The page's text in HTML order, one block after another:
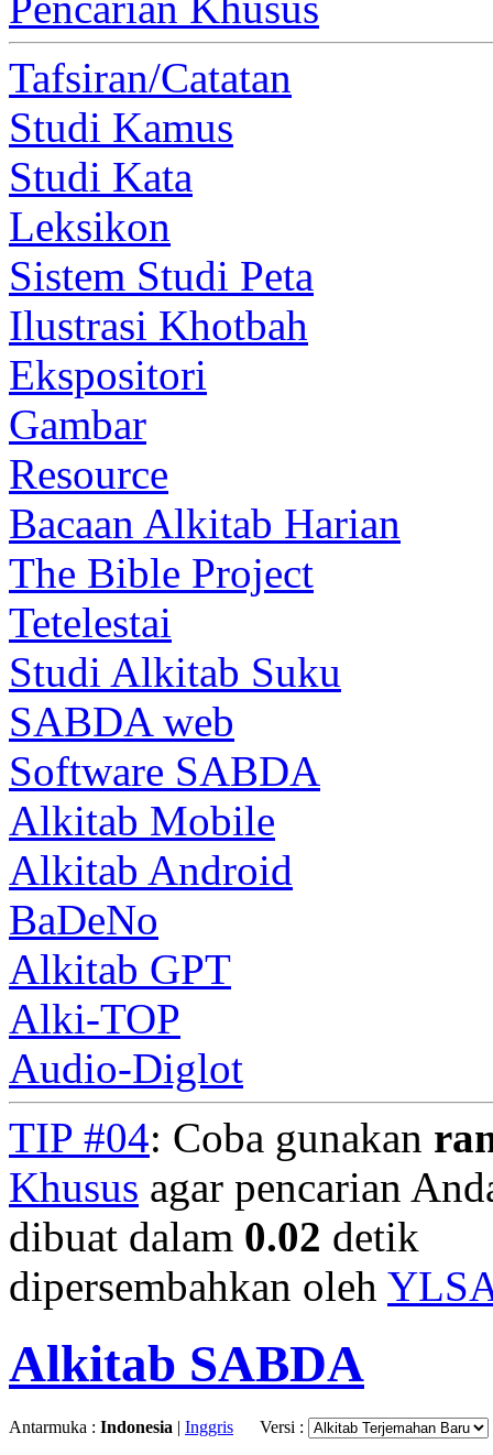
Tafsiran/Catatan
Studi Kamus
Studi Kata
Leksikon
Sistem Studi Peta
Ilustrasi Khotbah
Ekspositori
Gambar
Resource
Bacaan Alkitab Harian
The Bible Project
Tetelestai
Studi Alkitab Suku
SABDA web
Software SABDA
Alkitab Mobile
Alkitab Android
BaDeNo
Alkitab GPT
Alki-TOP
Audio-Diglot
TIP #04: Coba gunakan
Khusus agar pencarian
dibuat dalam 0.02 detik
dipersembahkan oleh
Alkitab SABDA
Antarmuka : Indonesia | Inggris Versi :